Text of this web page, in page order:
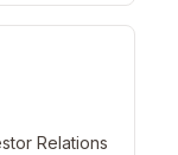
Relations